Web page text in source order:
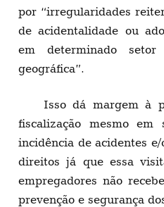
por “irregularidades
de acidentalidade ou
em determinado
geográfica”.
Isso dá margem à
fiscalização mesmo em
incidência de acidentes
direitos já que essa
empregadores não
prevenção e segurança